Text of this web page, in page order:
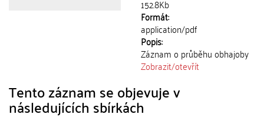
152.8Kb
Formát:
application/pdf
Popis:
Záznam o průběhu obhajoby
Zobrazit/otevřít
Tento záznam se objevuje v
následujících sbírkách